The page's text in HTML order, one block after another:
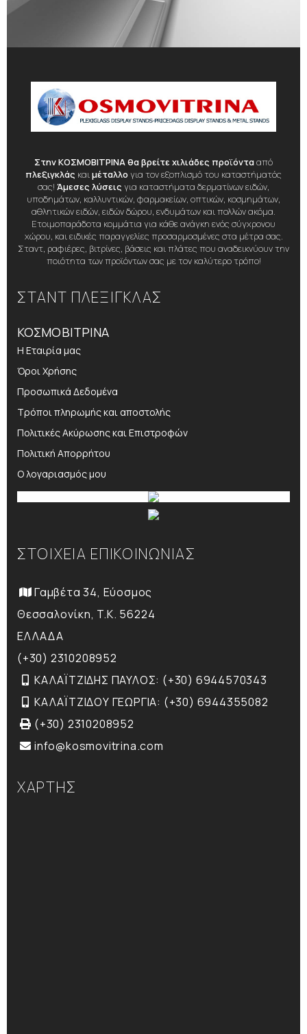
Στην ΚΟΣΜΟΒΙΤΡΙΝΑ θα βρείτε χιλιάδες προϊόντααπό
πλεξιγκλάς καιμέταλλο για τον εξοπλισμό του καταστήματός
σας! Άμεσες λύσεις για καταστήματα δερματίνων ειδών,
υποδημάτων, καλλυντικών, φαρμακείων, οπτικών, κοσμημάτων,
αθλητικών ειδών, ειδών δώρου, ενδυμάτων και πολλών ακόμα.
Ετοιμοπαράδοτα κομμάτια για κάθε ανάγκη ενός σύγχρονου
χώρου, και ειδικές παραγγελίες προσαρμοσμένες στα μέτρα σας.
Σταντ, ραφιέρες, βιτρίνες, βάσεις και πλάτες που αναδεικνύουν την
ποιότητα των προϊόντων σας με τον καλύτερο τρόπο!
ΣΤΑΝΤ ΠΛΕΞΙΓΚΛΑΣ
ΚΟΣΜΟΒΙΤΡΙΝΑ
Η Εταιρία μας
Όροι Χρήσης
Προσωπικά Δεδομένα
Τρόποι πληρωμής και αποστολής
Πολιτικές Ακύρωσης και Επιστροφών
Πολιτική Απορρήτου
Ο λογαριασμός μου
ΣΤΟΙΧΕΙΑ ΕΠΙΚΟΙΝΩΝΙΑΣ
Γαμβέτα 34, Εύοσμος
Θεσσαλονίκη, T.K. 56224
ΕΛΛΑΔΑ
(+30) 2310208952
ΚΑΛΑΪΤΖΙΔΗΣ ΠΑΥΛΟΣ: (+30) 6944570343
ΚΑΛΑΪΤΖΙΔΟΥ ΓΕΩΡΓΙΑ: (+30) 6944355082
(+30) 2310208952
info@kosmovitrina.com
ΧΑΡΤΗΣ